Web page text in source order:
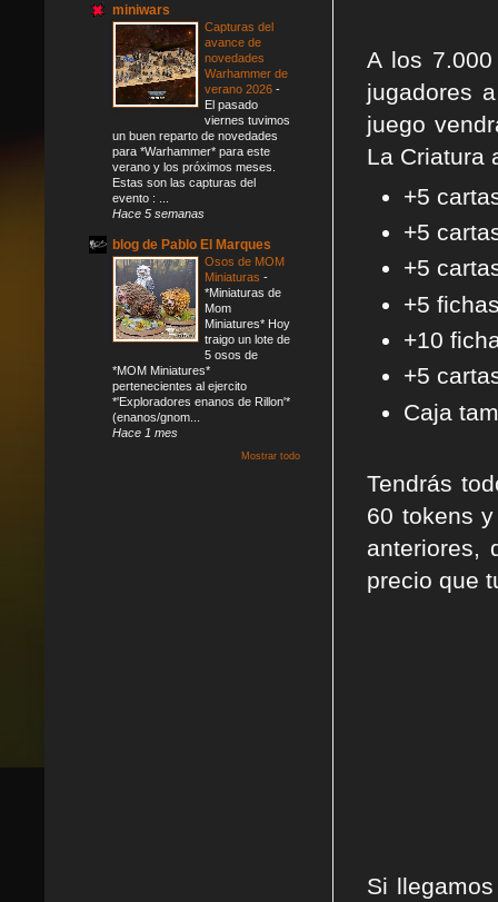
A los
jugadores
juego
La Criatura
+5
+5
+5
+5
+10
+5
Caja
Tendrás
60 tokens
anteriores,
precio que
Si
miniwars
Capturas del
avance de
novedades
Warhammer de
verano 2026 -
El pasado
viernes tuvimos
un buen reparto de novedades
para *Warhammer* para este
verano y los próximos meses.
Estas son las capturas del
evento : ...
Hace 5 semanas
blog de Pablo El Marques
Osos de MOM
Miniaturas -
*Miniaturas de
Mom
Miniatures* Hoy
traigo un lote de
5 osos de
*MOM Miniatures*
pertenecientes al ejercito
*'Exploradores enanos de Rillon'*
(enanos/gnom...
Hace 1 mes
Mostrar todo